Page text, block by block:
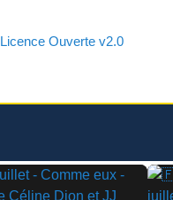
Licence Ouverte v2.0